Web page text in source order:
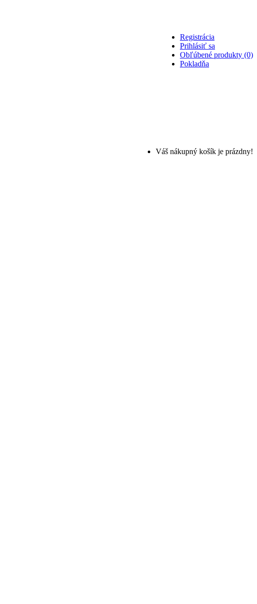
Registrácia
Prihlásiť sa
Obľúbené produkty (0)
Pokladňa
Váš nákupný košík je prázdny!